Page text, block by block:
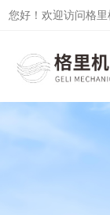
您好！欢迎访问格里